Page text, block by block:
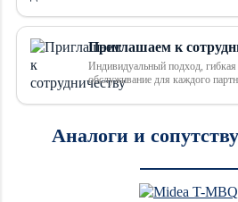
Приглашаем к
Индивидуальный подход, гибкая
обслуживание для каждого
Аналоги и